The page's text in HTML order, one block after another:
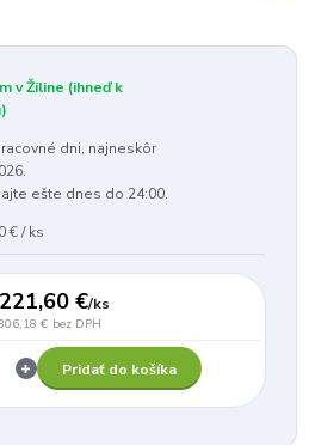
v Žiline (ihneď k
dni, najneskôr
ešte dnes do 24:00.
€ / ks
€/ks
€ bez DPH
Pridať do košíka